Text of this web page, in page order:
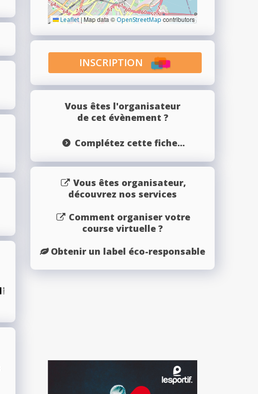
Leaflet | Map data © OpenStreetMap contributors
INSCRIPTION
Vous êtes l'organisateur
de cet évènement ?
Complétez cette fiche...
Vous êtes organisateur,
découvrez nos services
Comment organiser votre
course virtuelle ?
Obtenir un label éco-responsable